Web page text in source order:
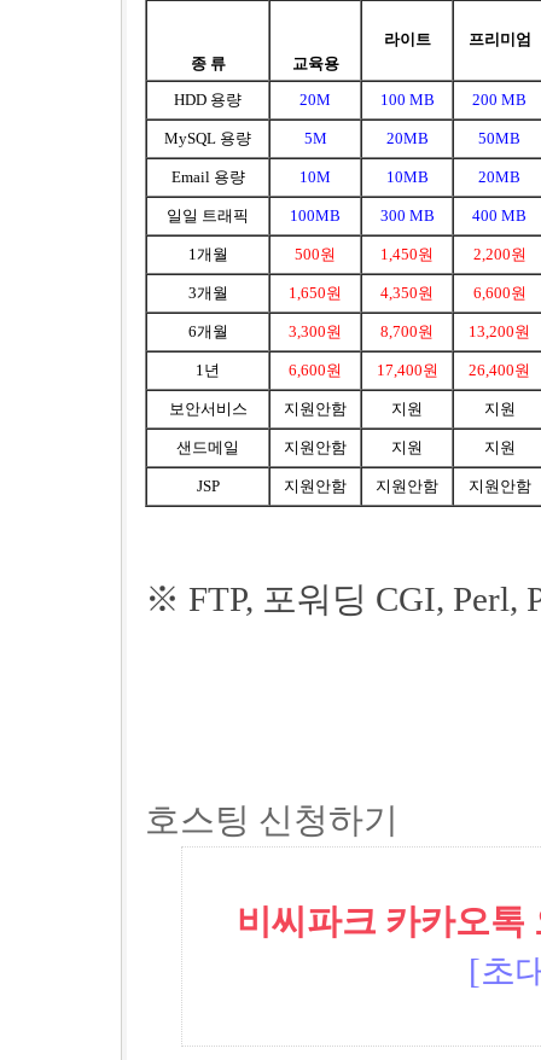
종 류 교육용
라이트 프리미엄
HDD 용량 20M 100 MB 200 MB
MySQL 용량 5M 20MB 50MB
Email 용량 10M 10MB 20MB
일일 트래픽 100MB 300 MB 400 MB
1개월 500원 1,450원 2,200원
3개월 1,650원 4,350원 6,600원
6개월 3,300원 8,700원 13,200원
1년 6,600원 17,400원 26,400원
보안서비스 지원안함 지원 지원
샌드메일 지원안함 지원 지원
JSP 지원안함 지원안함 지원안함
※ FTP, 포워딩 CGI, Perl,
호스팅 신청하기
비씨파크 카카오톡
[초